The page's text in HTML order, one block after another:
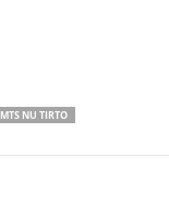
MTS NU TIRTO